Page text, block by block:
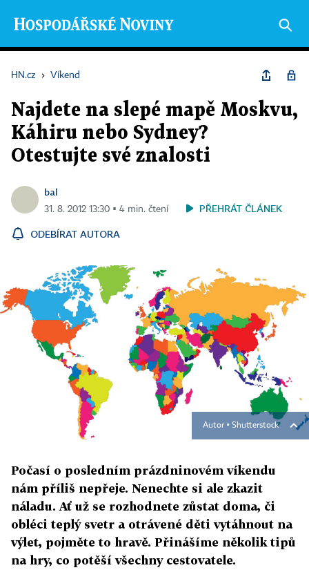
HN.cz › Víkend
Najdete na slepé mapě Moskvu,
Káhiru nebo Sydney?
Otestujte své znalosti
bal
31. 8. 2012 13:30 ▪ 4 min. čtení PŘEHRÁT ČLÁNEK
ODEBÍRAT AUTORA
Autor ▪ Shutterstock
Počasí o posledním prázdninovém víkendu
nám příliš nepřeje. Nenechte si ale zkazit
náladu. Ať už se rozhodnete zůstat doma, či
obléci teplý svetr a otrávené děti vytáhnout na
výlet, pojměte to hravě. Přinášíme několik tipů
na hry, co potěší všechny cestovatele.